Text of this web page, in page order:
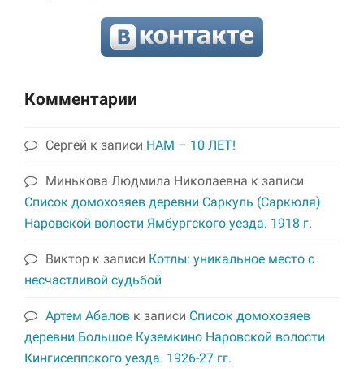
Комментарии
Сергей к записи НАМ – 10 ЛЕТ!
Минькова Людмила Николаевна к записи
Список домохозяев деревни Саркуль (Саркюля)
Наровской волости Ямбургского уезда. 1918 г.
Виктор к записи Котлы: уникальное место с
несчастливой судьбой
Артем Абалов к записи Список домохозяев
деревни Большое Куземкино Наровской волости
Кингисеппского уезда. 1926-27 гг.